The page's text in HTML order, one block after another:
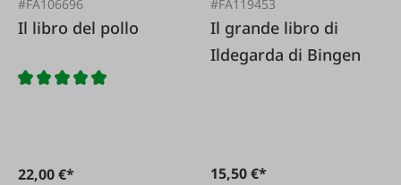
#FA106696
Il libro del pollo
22,00 €*
#FA119453
Il grande libro di
Ildegarda di Bingen
15,50 €*